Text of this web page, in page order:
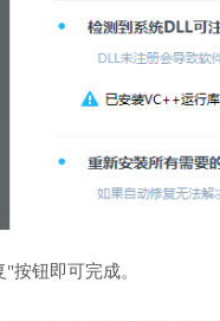
按钮即可完成。